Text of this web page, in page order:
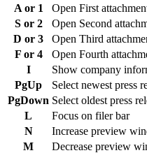
A or 1
Open First
S or 2
Open Second
D or 3
Open Third
F or 4
Open Fourth
I
Show company
PgUp
Select newest press
PgDown Select oldest press
L
Focus on filer bar
N
Increase preview
M
Decrease preview